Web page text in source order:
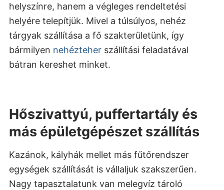
helyszínre, hanem a végleges rendeltetési
helyére telepítjük. Mivel a túlsúlyos, nehéz
tárgyak szállítása a fő szakterületünk, így
bármilyen nehézteher szállítási feladatával
bátran kereshet minket.
Hőszivattyú, puffertartály és
más épületgépészet szállítás
Kazánok, kályhák mellet más fűtőrendszer
egységek szállítását is vállaljuk szakszerűen.
Nagy tapasztalatunk van melegvíz tároló